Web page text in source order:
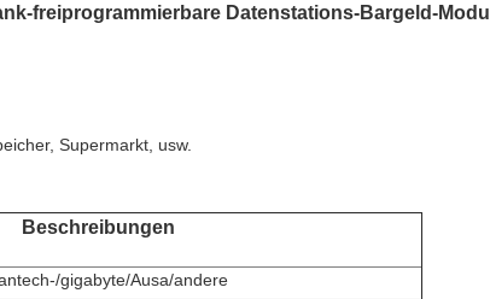
freiprogrammierbare Datenstations-Bargeld-Modul
Supermarkt, usw.
Beschreibungen
gigabyte/Ausa/andere